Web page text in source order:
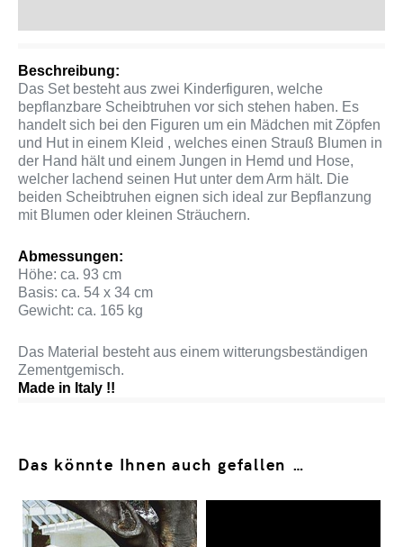
Beschreibung:
Das Set besteht aus zwei Kinderfiguren, welche
bepflanzbare Scheibtruhen vor sich stehen haben. Es
handelt sich bei den Figuren um ein Mädchen mit Zöpfen
und Hut in einem Kleid , welches einen Strauß Blumen in
der Hand hält und einem Jungen in Hemd und Hose,
welcher lachend seinen Hut unter dem Arm hält. Die
beiden Scheibtruhen eignen sich ideal zur Bepflanzung
mit Blumen oder kleinen Sträuchern.
Abmessungen:
Höhe: ca. 93 cm
Basis: ca. 54 x 34 cm
Gewicht: ca. 165 kg
Das Material besteht aus einem witterungsbeständigen
Zementgemisch.
Made in Italy !!
Das könnte Ihnen auch gefallen …